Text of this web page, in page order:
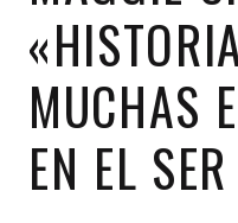
MUCHAS
EN EL